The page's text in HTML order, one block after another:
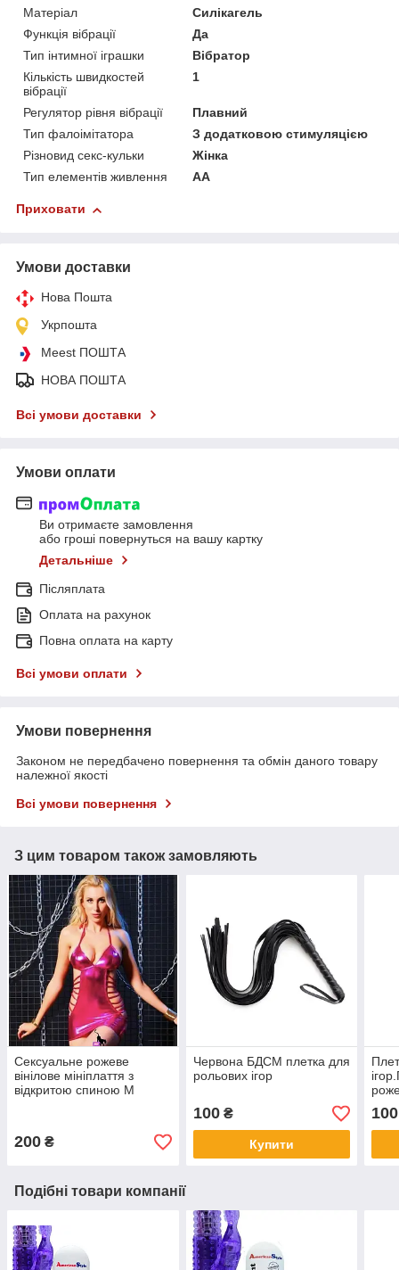
Матеріал
Силікагель
Функція вібрації
Да
Тип інтимної іграшки
Вібратор
Кількість швидкостей
вібрації
1
Регулятор рівня вібрації
Плавний
Тип фалоімітатора
З додатковою стимуляцією
Різновид секс-кульки
Жінка
Тип елементів живлення
AA
Приховати
Умови доставки
Нова Пошта
Укрпошта
Meest ПОШТА
НОВА ПОШТА
Всі умови доставки
Умови оплати
Ви отримаєте замовлення
або гроші повернуться на вашу картку
Детальніше
Післяплата
Оплата на рахунок
Повна оплата на карту
Всі умови оплати
Умови повернення
Законом не передбачено повернення та обмін даного товару
належної якості
Всі умови повернення
З цим товаром також замовляють
Сексуальне рожеве
вінілове мініплаття з
відкритою спиною М
200 ₴
Червона БДСМ плетка для
рольових ігор
100₴
Купити
100
Подібні товари компанії